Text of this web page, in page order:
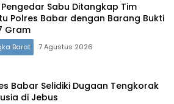
Pengedar Sabu Ditangkap Tim
Polres Babar dengan Barang Bukti
Gram
Barat 7 Agustus 2026
Babar Selidiki Dugaan Tengkorak
di Jebus